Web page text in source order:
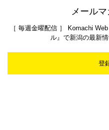
メール
［ 毎週金曜配信 ］ Komachi
ル』で新潟の最新
登